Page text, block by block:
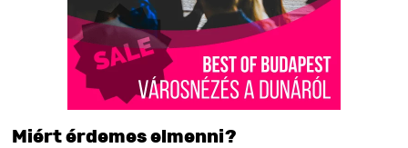
Miért érdemes elmenni?